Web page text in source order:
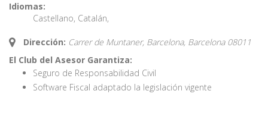
Idiomas:
Castellano, Catalán,
Dirección: Carrer de Muntaner, Barcelona, Barcelona 08011
El Club del Asesor Garantiza:
Seguro de Responsabilidad Civil
Software Fiscal adaptado la legislación vigente